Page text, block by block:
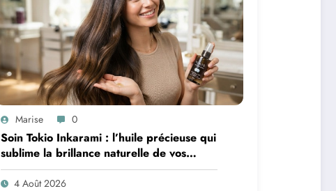
Marise 0
Soin Tokio Inkarami : l’huile précieuse qui
sublime la brillance naturelle de vos
cheveux
4 Août 2026